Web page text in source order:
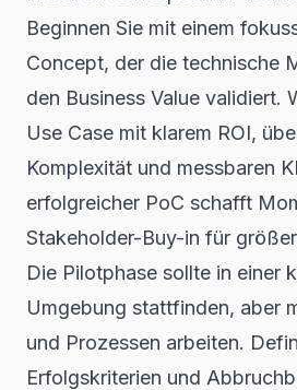
Beginnen Sie mit einem
Concept, der die technische
den Business Value validiert.
Use Case mit klarem ROI,
Komplexität und messbaren
erfolgreicher PoC schafft
Stakeholder-Buy-in für
Die Pilotphase sollte in einer
Umgebung stattfinden, aber
und Prozessen arbeiten.
Erfolgskriterien und